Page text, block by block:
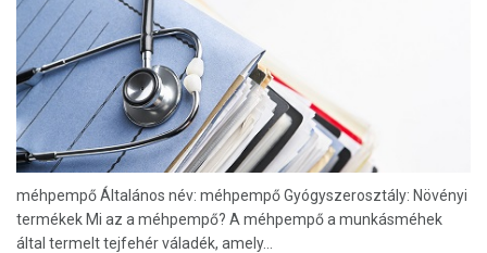
méhpempő Általános név: méhpempő Gyógyszerosztály: Növényi
termékek Mi az a méhpempő? A méhpempő a munkásméhek
által termelt tejfehér váladék, amely...